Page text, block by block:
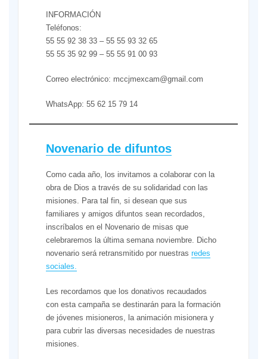
INFORMACIÓN
Teléfonos:
55 55 92 38 33 – 55 55 93 32 65
55 55 35 92 99 – 55 55 91 00 93
Correo electrónico: mccjmexcam@gmail.com
WhatsApp: 55 62 15 79 14
Novenario de difuntos
Como cada año, los invitamos a colaborar con la
obra de Dios a través de su solidaridad con las
misiones. Para tal fin, si desean que sus
familiares y amigos difuntos sean recordados,
inscríbalos en el Novenario de misas que
celebraremos la última semana noviembre. Dicho
novenario será retransmitido por nuestras redes
sociales.
Les recordamos que los donativos recaudados
con esta campaña se destinarán para la formación
de jóvenes misioneros, la animación misionera y
para cubrir las diversas necesidades de nuestras
misiones.